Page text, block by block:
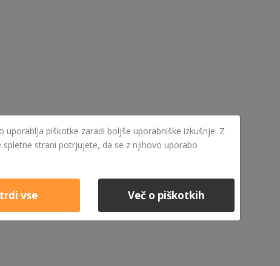
uporablja piškotke zaradi boljše uporabniške izkušnje. Z
spletne strani potrjujete, da se z njihovo uporabo
vse Več o piškotkih